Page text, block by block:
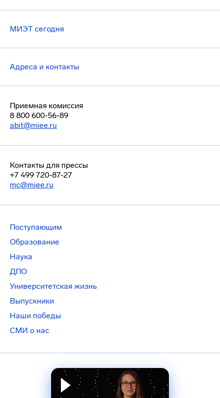
МИЭТ сегодня
Адреса и контакты
Приемная комиссия
8 800 600-56-89
abit@miee.ru
Контакты для прессы
+7 499 720-87-27
mc@miee.ru
Поступающим
Образование
Наука
ДПО
Университетская жизнь
Выпускники
Наши победы
СМИ о нас